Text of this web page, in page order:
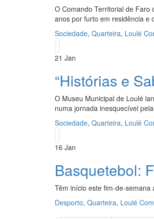
O Comando Territorial de Faro
anos por furto em residência e
Sociedade, Quarteira, Loulé
21 Jan
“Histórias e
O Museu Municipal de Loulé
numa jornada inesquecível
Sociedade, Quarteira, Loulé
16 Jan
Basquetebol:
Têm início este fim-de-
Desporto, Quarteira, Loulé